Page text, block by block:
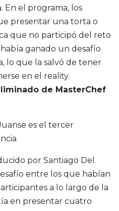
En el programa, los
presentar una torta o
que no participó del reto
ganado un desafío
lo que la salvó de tener
en el reality.
de MasterChef
por Santiago Del
entre los que habían
a lo largo de la
en presentar cuatro